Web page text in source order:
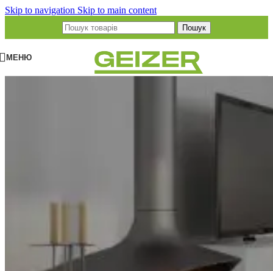
Skip to navigation Skip to main content
Пошук
МЕНЮ